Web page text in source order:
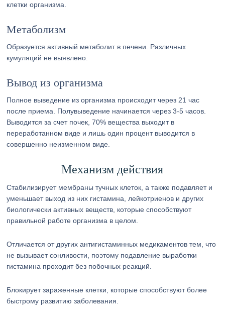
клетки организма.
Метаболизм
Образуется активный метаболит в печени. Различных
кумуляций не выявлено.
Вывод из организма
Полное выведение из организма происходит через 21 час
после приема. Полувыведение начинается через 3-5 часов.
Выводится за счет почек, 70% вещества выходит в
переработанном виде и лишь один процент выводится в
совершенно неизменном виде.
Механизм действия
Стабилизирует мембраны тучных клеток, а также подавляет и
уменьшает выход из них гистамина, лейкотриенов и других
биологически активных веществ, которые способствуют
правильной работе организма в целом.
Отличается от других антигистаминных медикаментов тем, что
не вызывает сонливости, поэтому подавление выработки
гистамина проходит без побочных реакций.
Блокирует зараженные клетки, которые способствуют более
быстрому развитию заболевания.